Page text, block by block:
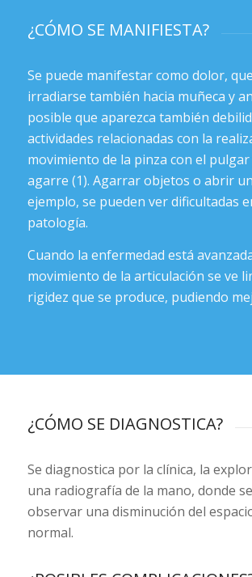
¿CÓMO SE MANIFIESTA?
Se puede manifestar como dolor,
irradiarse también hacia muñeca y
posible que aparezca también
actividades relacionadas con la
movimiento de la pinza con el pulgar
agarre (1). Agarrar objetos o abrir
ejemplo, se pueden ver dificultadas
patología.
Cuando la enfermedad está
movimiento de la articulación se ve
rigidez que se produce, pudiendo
¿CÓMO SE DIAGNOSTICA?
Se diagnostica por la clínica, la
una radiografía de la mano, donde
observar una disminución del
normal.